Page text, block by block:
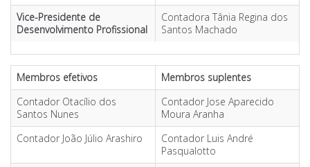
Vice-Presidente de
Desenvolvimento Profissional
Contadora Tânia Regina dos
Santos Machado
Membros efetivos
Membros suplentes
Contador Otacílio dos
Santos Nunes
Contador Jose Aparecido
Moura Aranha
Contador João Júlio Arashiro
Contador Luis André
Pasqualotto